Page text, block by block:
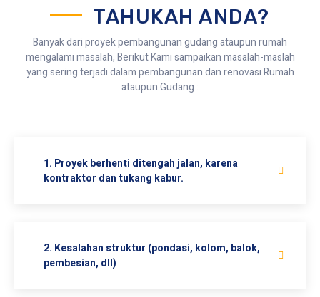
TAHUKAH ANDA?
Banyak dari proyek pembangunan gudang ataupun rumah
mengalami masalah, Berikut Kami sampaikan masalah-maslah
yang sering terjadi dalam pembangunan dan renovasi Rumah
ataupun Gudang :
1. Proyek berhenti ditengah jalan, karena
kontraktor dan tukang kabur.
2. Kesalahan struktur (pondasi, kolom, balok,
pembesian, dll)